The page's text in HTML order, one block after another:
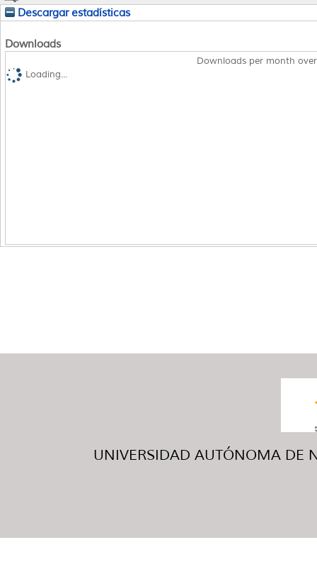
Descargar estadísticas
Downloads
Downloads per month
Loading...
UNIVERSIDAD AUTÓNOMA DE